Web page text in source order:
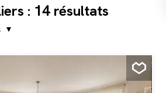
: 14 résultats